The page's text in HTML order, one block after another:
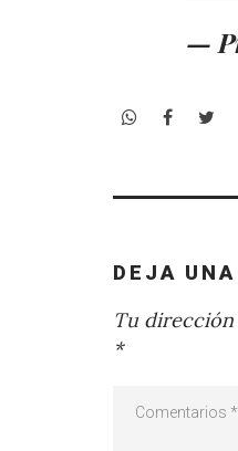
—
WhatsApp
DEJA
Tu
*